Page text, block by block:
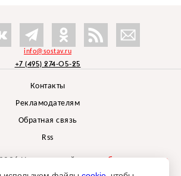
info@sostav.ru
+7 (495) 274-05-25
Контакты
Рекламодателям
Обратная связь
Rss
Независимый проектбрендингового
агентства Depot